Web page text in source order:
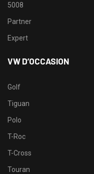
5008
Partner
Expert
VW D’OCCASION
Golf
Tiguan
Polo
T-Roc
T-Cross
Touran